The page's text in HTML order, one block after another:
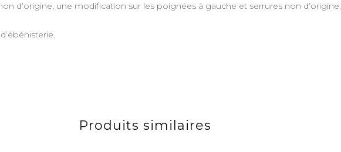
d’origine, une modification sur les poignées à gauche et serrures non d’origine.
Produits similaires